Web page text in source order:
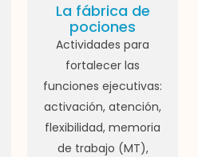
La fábrica de
pociones
Actividades para
fortalecer las
funciones ejecutivas:
activación, atención,
flexibilidad, memoria
de trabajo (MT),